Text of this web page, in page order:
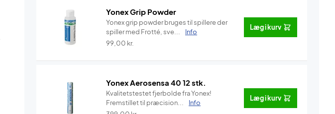
Yonex Grip Powder
Yonex grip powder bruges til spillere der
spiller med Frotté, sve...
Info
99,00 kr.
Læg i kurv
Yonex Aerosensa 40 12 stk.
Kvalitetstestet fjerbolde fra Yonex!
Fremstillet til præcision...
Info
Læg i kurv